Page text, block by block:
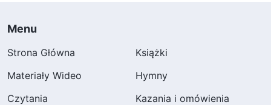
Menu
Strona Główna
Książki
Materiały Wideo
Hymny
Czytania
Kazania i omówienia